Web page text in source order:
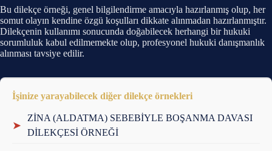
Bu dilekçe örneği, genel bilgilendirme amacıyla hazırlanmış olup, her
somut olayın kendine özgü koşulları dikkate alınmadan hazırlanmıştır.
Dilekçenin kullanımı sonucunda doğabilecek herhangi bir hukuki
sorumluluk kabul edilmemekte olup, profesyonel hukuki danışmanlık
alınması tavsiye edilir.
İşinize yarayabilecek diğer dilekçe örnekleri
➤
ZİNA (ALDATMA) SEBEBİYLE BOŞANMA DAVASI
DİLEKÇESİ ÖRNEĞİ